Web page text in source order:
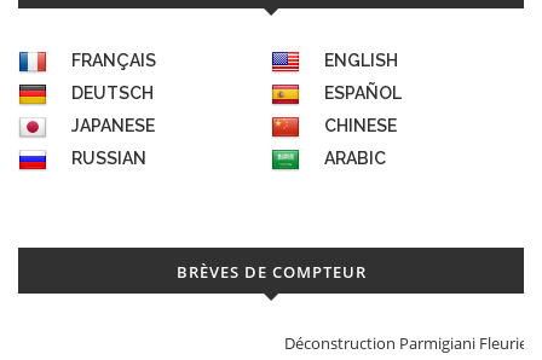
FRANÇAIS
ENGLISH
DEUTSCH
ESPAÑOL
JAPANESE
CHINESE
RUSSIAN
ARABIC
BRÈVES DE COMPTEUR
Déconstruction Parmigiani Fleurier